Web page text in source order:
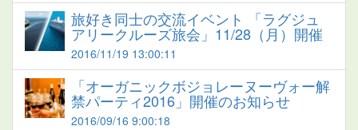
旅好き同士の交流イベント 「ラグジュ
アリークルーズ旅会」11/28（月）開催
2016/11/19 13:00:11
「オーガニックボジョレーヌーヴォー解
禁パーティ2016」開催のお知らせ
2016/09/16 9:00:18